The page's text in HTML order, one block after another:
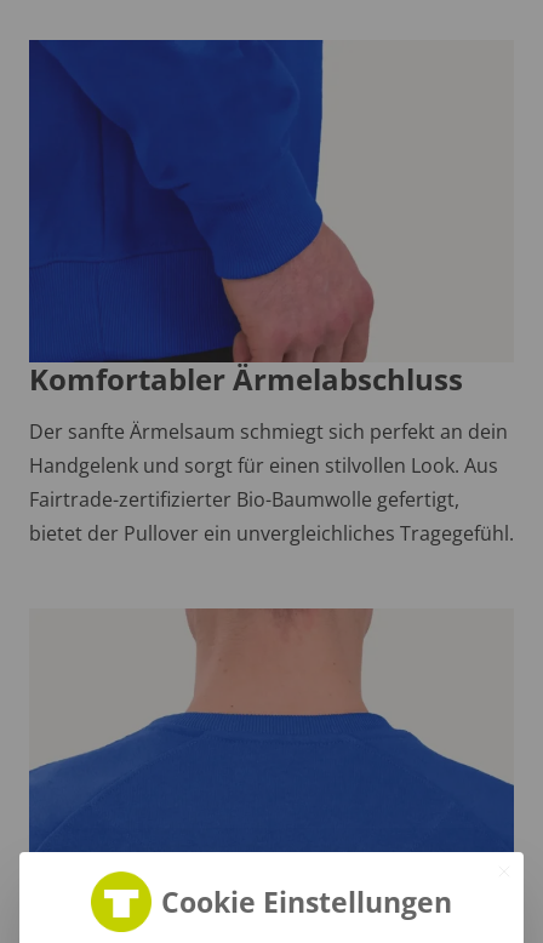
Komfortabler Ärmelabschluss
Der sanfte Ärmelsaum schmiegt sich perfekt an dein
Handgelenk und sorgt für einen stilvollen Look. Aus
Fairtrade-zertifizierter Bio-Baumwolle gefertigt,
bietet der Pullover ein unvergleichliches Tragegefühl.
Cookie Einstellungen